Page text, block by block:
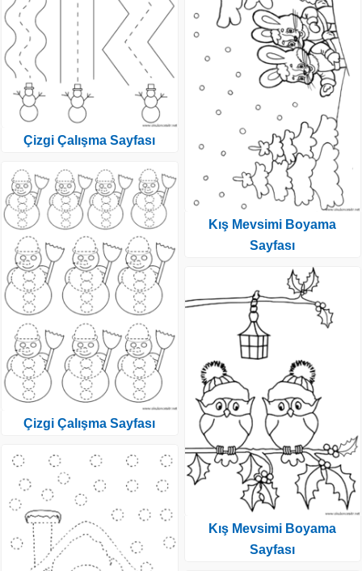
Çizgi Çalışma Sayfası
Çizgi Çalışma Sayfası
Kış Mevsimi Boyama
Sayfası
Kış Mevsimi Boyama
Sayfası